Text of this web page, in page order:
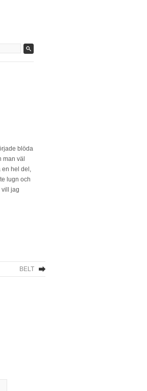
blöda
man väl
en hel del,
lugn och
vill jag
BELT